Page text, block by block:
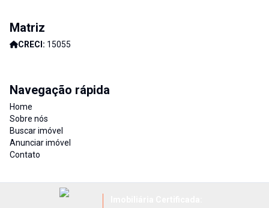
Matriz
CRECI: 15055
Navegação rápida
Home
Sobre nós
Buscar imóvel
Anunciar imóvel
Contato